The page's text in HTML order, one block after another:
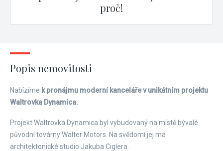
proč!
Popis nemovitosti
Nabízíme k pronájmu moderní kanceláře v unikátním projektu
Waltrovka Dynamica.
Projekt Waltrovka Dynamica byl vybudovaný na místě bývalé
původní továrny Walter Motors. Na svědomí jej má
architektonické studio Jakuba Ciglera.